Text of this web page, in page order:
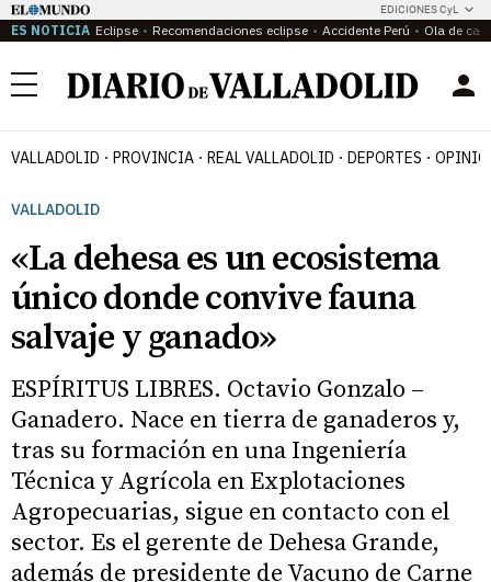
EDICIONES CyL
ES NOTICIA Eclipse Recomendaciones eclipse Accidente Perú Ola de
Menú
VALLADOLID PROVINCIA REAL VALLADOLID DEPORTES
VALLADOLID
«La dehesa es un ecosistema
único donde convive fauna
salvaje y ganado»
ESPÍRITUS LIBRES. Octavio Gonzalo –
Ganadero. Nace en tierra de ganaderos y,
tras su formación en una Ingeniería
Técnica y Agrícola en Explotaciones
Agropecuarias, sigue en contacto con el
sector. Es el gerente de Dehesa Grande,
además de presidente de Vacuno de Carne